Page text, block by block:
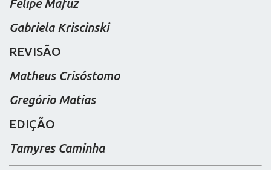
Felipe Mafuz
Gabriela Kriscinski
REVISÃO
Matheus Crisóstomo
Gregório Matias
EDIÇÃO
Tamyres Caminha